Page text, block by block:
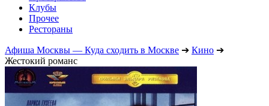
Клубы
Прочее
Рестораны
Афиша Москвы — Куда сходить в Москве ➔ Кино ➔
Жестокий романс